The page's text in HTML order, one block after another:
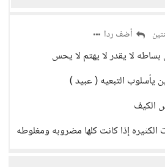
أضف ردا
بساطه لا يقدر لا يهتم لا يحس
يأسلوب التبعيه ( عبيد )
الكيف
الكثيره إذا كانت كلها مضروبه ومغلوطه